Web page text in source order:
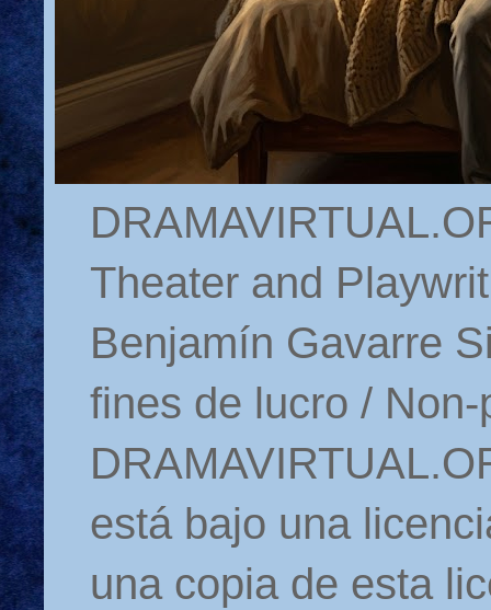
Theater and
Benjamín Gavarre
fines de lucro /
está bajo una
una copia de esta